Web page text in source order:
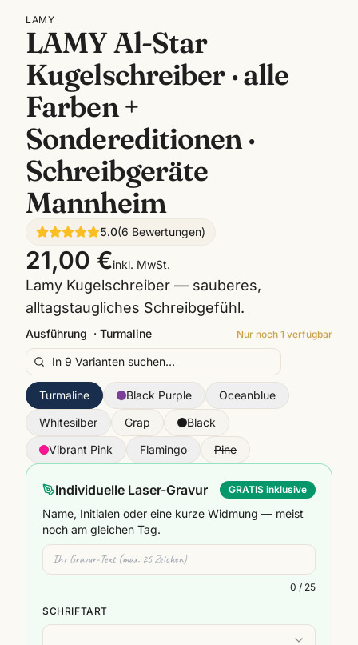
LAMY
LAMY Al-Star
Kugelschreiber · alle
Farben +
Sondereditionen ·
Schreibgeräte
Mannheim
5.0(6 Bewertungen)
21,00 €inkl. MwSt.
Lamy Kugelschreiber — sauberes,
alltagstaugliches Schreibgefühl.
Ausführung · Turmaline Nur noch 1 verfügbar
Turmaline Black Purple
Oceanblue
Whitesilber
Grap
Black
Vibrant Pink
Flamingo Pine
Individuelle Laser-Gravur GRATIS inklusive
Name, Initialen oder eine kurze Widmung — meist
noch am gleichen Tag.
0 / 25
SCHRIFTART